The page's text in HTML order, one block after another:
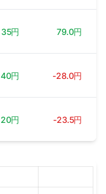
35円 79.0円
40円 -28.0円
20円 -23.5円